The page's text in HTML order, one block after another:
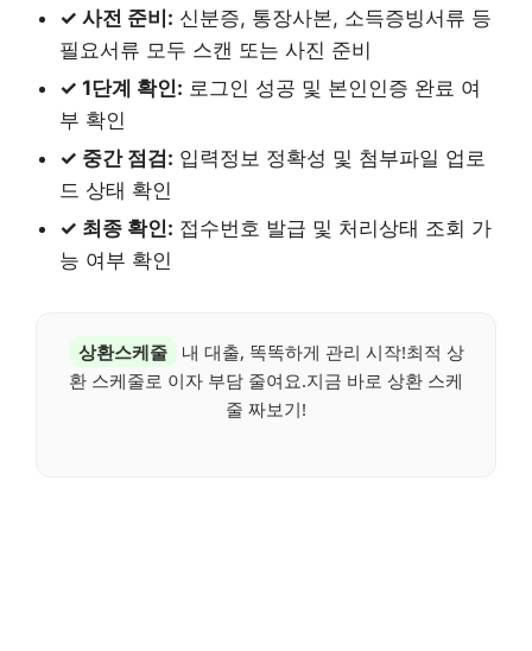
✓ 사전 준비: 신분증, 통장사본, 소득증빙서류 등
필요서류 모두 스캔 또는 사진 준비
✓ 1단계 확인: 로그인 성공 및 본인인증 완료 여
부 확인
✓ 중간 점검: 입력정보 정확성 및 첨부파일 업로
드 상태 확인
✓ 최종 확인: 접수번호 발급 및 처리상태 조회 가
능 여부 확인
상환스케줄
내 대출, 똑똑하게 관리 시작!최적 상
환 스케줄로 이자 부담 줄여요.지금 바로 상환 스케
줄 짜보기!